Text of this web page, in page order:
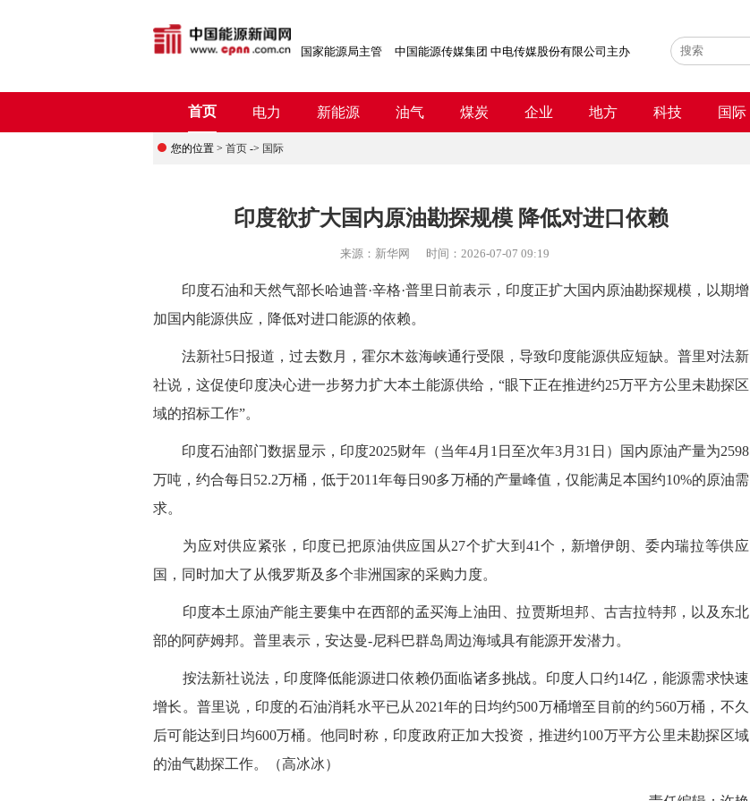
国家能源局主管 中国能源传媒集团 中电传媒股份有限公司主办
首页 电力 新能源 油气 煤炭 企业 地方 科技 国际
您的位置 > 首页 -> 国际
印度欲扩大国内原油勘探规模 降低对进口依赖
来源： 新华网 时间： 2026-07-07 09:19
印度石油和天然气部长哈迪普·辛格·普里日前表示，印度正扩大国内原油勘探规模，以期增
加国内能源供应，降低对进口能源的依赖。
法新社5日报道，过去数月，霍尔木兹海峡通行受限，导致印度能源供应短缺。普里对法新
社说，这促使印度决心进一步努力扩大本土能源供给，“眼下正在推进约25万平方公里未勘探区
域的招标工作”。
印度石油部门数据显示，印度2025财年（当年4月1日至次年3月31日）国内原油产量为2598
万吨，约合每日52.2万桶，低于2011年每日90多万桶的产量峰值，仅能满足本国约10%的原油需
求。
为应对供应紧张，印度已把原油供应国从27个扩大到41个，新增伊朗、委内瑞拉等供应
国，同时加大了从俄罗斯及多个非洲国家的采购力度。
印度本土原油产能主要集中在西部的孟买海上油田、拉贾斯坦邦、古吉拉特邦，以及东北
部的阿萨姆邦。普里表示，安达曼-尼科巴群岛周边海域具有能源开发潜力。
按法新社说法，印度降低能源进口依赖仍面临诸多挑战。印度人口约14亿，能源需求快速
增长。普里说，印度的石油消耗水平已从2021年的日均约500万桶增至目前的约560万桶，不久
后可能达到日均600万桶。他同时称，印度政府正加大投资，推进约100万平方公里未勘探区域
的油气勘探工作。（高冰冰）